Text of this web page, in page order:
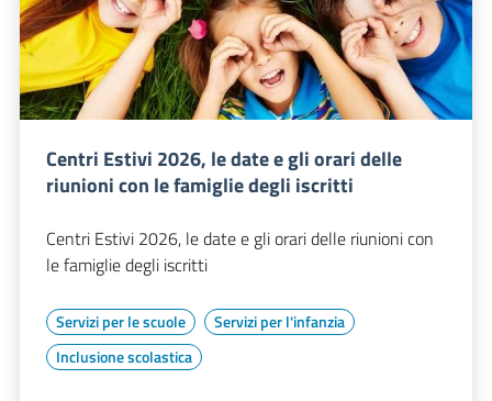
Centri Estivi 2026, le date e gli orari delle
riunioni con le famiglie degli iscritti
Centri Estivi 2026, le date e gli orari delle riunioni con
le famiglie degli iscritti
Servizi per le scuole
Servizi per l'infanzia
Inclusione scolastica